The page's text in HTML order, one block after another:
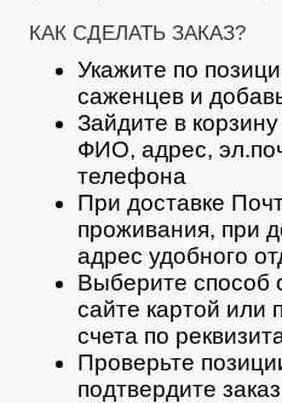
КАК СДЕЛАТЬ ЗАКАЗ?
Укажите по
саженцев и
Зайдите в
ФИО, адрес,
телефона
При доставке
проживания, при
адрес удобного
Выберите способ
сайте картой или
счета по
Проверьте
подтвердите заказ